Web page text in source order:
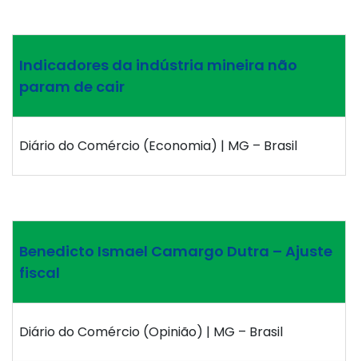
Indicadores da indústria mineira não
param de cair
Diário do Comércio (Economia) | MG – Brasil
Benedicto Ismael Camargo Dutra – Ajuste
fiscal
Diário do Comércio (Opinião) | MG – Brasil